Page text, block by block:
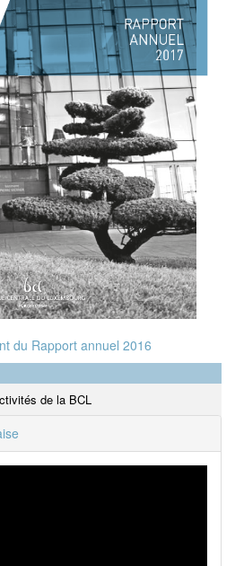
du Rapport annuel 2016
de la BCL